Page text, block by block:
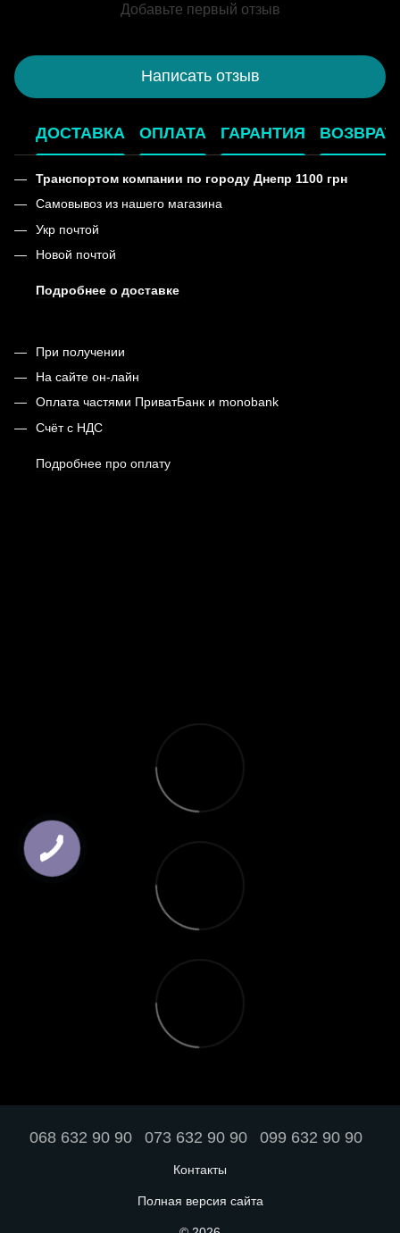
Добавьте первый отзыв
Написать отзыв
ДОСТАВКА ОПЛАТА ГАРАНТИЯ ВОЗВРАТ
Транспортом компании по городу Днепр 1100 грн
Самовывоз из нашего магазина
Укр почтой
Новой почтой
Подробнее о доставке
При получении
На сайте он-лайн
Оплата частями ПриватБанк и monobank
Счёт с НДС
Подробнее про оплату
068 632 90 90 073 632 90 90 099 632 90 90
Контакты
Полная версия сайта